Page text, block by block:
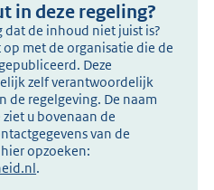
in deze regeling?
dat de inhoud niet juist is?
met de organisatie die de
Deze
zelf verantwoordelijk
de regelgeving. De naam
u bovenaan de
van de
opzoeken:
.